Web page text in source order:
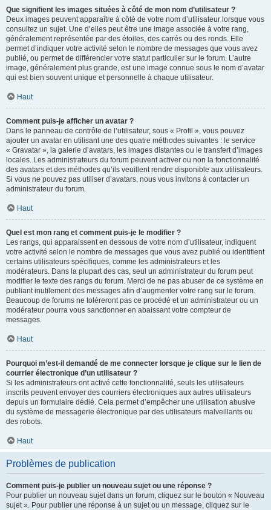
Que signifient les images situées à côté de mon nom d’utilisateur ?
Deux images peuvent apparaître à côté de votre nom d’utilisateur lorsque vous
consultez un sujet. Une d’elles peut être une image associée à votre rang,
généralement représentée par des étoiles, des carrés ou des ronds. Elle
permet d’indiquer votre activité selon le nombre de messages que vous avez
publié, ou permet de différencier votre statut particulier sur le forum. L’autre
image, généralement plus grande, est une image connue sous le nom d’avatar
qui est bien souvent unique et personnelle à chaque utilisateur.
Haut
Comment puis-je afficher un avatar ?
Dans le panneau de contrôle de l’utilisateur, sous « Profil », vous pouvez
ajouter un avatar en utilisant une des quatre méthodes suivantes : le service
« Gravatar », la galerie d’avatars, les images distantes ou le transfert d’images
locales. Les administrateurs du forum peuvent activer ou non la fonctionnalité
des avatars et des méthodes qu’ils veuillent rendre disponible aux utilisateurs.
Si vous ne pouvez pas utiliser d’avatars, nous vous invitons à contacter un
administrateur du forum.
Haut
Quel est mon rang et comment puis-je le modifier ?
Les rangs, qui apparaissent en dessous de votre nom d’utilisateur, indiquent
votre activité selon le nombre de messages que vous avez publié ou identifient
certains utilisateurs spécifiques, comme les administrateurs et les
modérateurs. Dans la plupart des cas, seul un administrateur du forum peut
modifier le texte des rangs du forum. Merci de ne pas abuser de ce système en
publiant inutilement des messages afin d’augmenter votre rang sur le forum.
Beaucoup de forums ne toléreront pas ce procédé et un administrateur ou un
modérateur pourra vous sanctionner en abaissant votre compteur de
messages.
Haut
Pourquoi m’est-il demandé de me connecter lorsque je clique sur le lien de
courrier électronique d’un utilisateur ?
Si les administrateurs ont activé cette fonctionnalité, seuls les utilisateurs
inscrits peuvent envoyer des courriers électroniques aux autres utilisateurs
depuis un formulaire dédié. Cela permet d’empêcher une utilisation abusive
du système de messagerie électronique par des utilisateurs malveillants ou
des robots.
Haut
Problèmes de publication
Comment puis-je publier un nouveau sujet ou une réponse ?
Pour publier un nouveau sujet dans un forum, cliquez sur le bouton « Nouveau
sujet ». Pour publier une réponse à un sujet ou un message, cliquez sur le